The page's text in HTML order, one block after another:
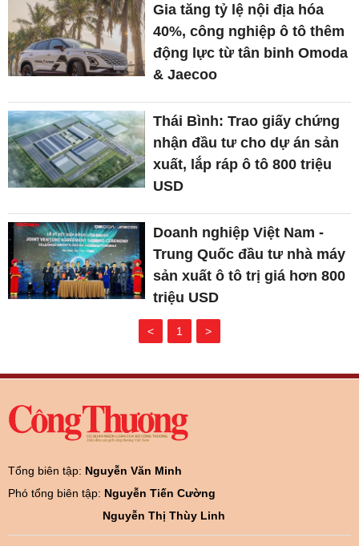
Gia tăng tỷ lệ nội địa hóa
40%, công nghiệp ô tô thêm
động lực từ tân binh Omoda
& Jaecoo
Thái Bình: Trao giấy chứng
nhận đầu tư cho dự án sản
xuất, lắp ráp ô tô 800 triệu
USD
Doanh nghiệp Việt Nam -
Trung Quốc đầu tư nhà máy
sản xuất ô tô trị giá hơn 800
triệu USD
< 1 >
Tổng biên tập: Nguyễn Văn Minh
Phó tổng biên tập: Nguyễn Tiến Cường
Nguyễn Thị Thùy Linh